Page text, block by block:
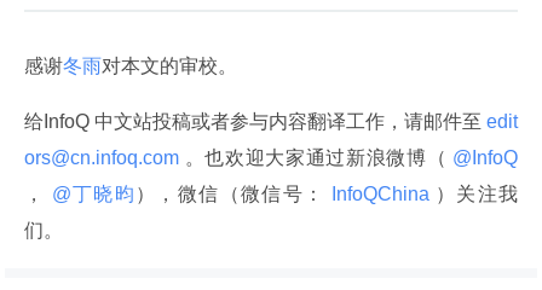
感谢冬雨对本文的审校。
给InfoQ 中文站投稿或者参与内容翻译工作，请邮件至 edit
ors@cn.infoq.com 。也欢迎大家通过新浪微博（
，
@丁晓昀 ），微信（微信号： InfoQChina ）关注我
们。